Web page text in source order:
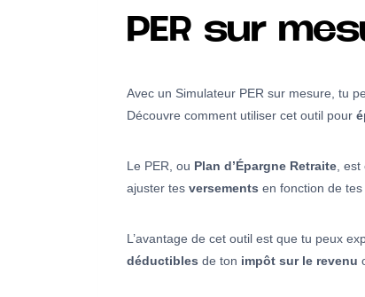
PER sur
Avec un Simulateur PER sur mesure, tu
Découvre comment utiliser cet outil pour
Le PER, ou Plan d’Épargne Retraite ,
ajuster tes versements en fonction de tes
L’avantage de cet outil est que tu peux
déductibles de ton impôt sur le revenu